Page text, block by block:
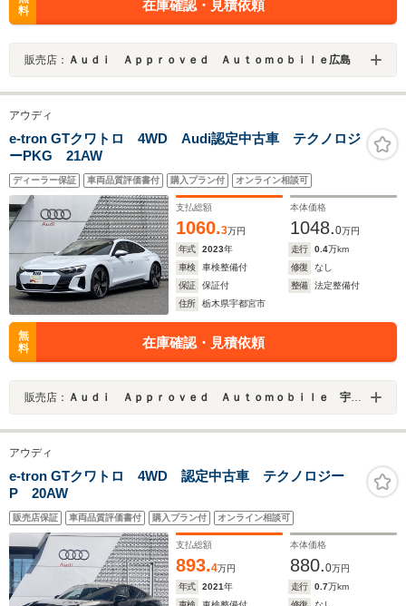
料
在庫確認・見積依頼
販売店： Ａｕｄｉ Ａｐｐｒｏｖｅｄ Ａｕｔｏｍｏｂｉｌｅ広島
アウディ
e-tron GTクワトロ 4WD Audi認定中古車 テクノロジ
ーPKG 21AW
ディーラー保証 車両品質評価書付 購入プラン付 オンライン相談可
支払総額
1060.3万円
本体価格
1048.0万円
年式
2023年 走行 0.4万km
車検
車検整備付 修復
なし
保証
保証付 整備
法定整備付
住所
栃木県宇都宮市
無
料
在庫確認・見積依頼
販売店： Ａｕｄｉ Ａｐｐｒｏｖｅｄ Ａｕｔｏｍｏｂｉｌｅ 宇都宮
アウディ
e-tron GTクワトロ 4WD 認定中古車 テクノロジー
P 20AW
販売店保証 車両品質評価書付 購入プラン付 オンライン相談可
支払総額
893.4万円
本体価格
880.0万円
年式
2021年 走行 0.7万km